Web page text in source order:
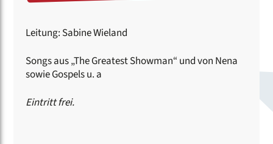
Leitung: Sabine Wieland
Songs aus „The Greatest Showman“ und von Nena
sowie Gospels u. a
Eintritt frei.